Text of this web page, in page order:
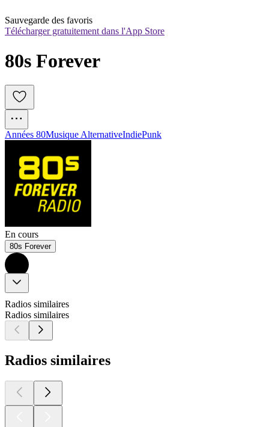
Sauvegarde des favoris
Télécharger gratuitement dans l'App Store
80s Forever
Années 80Musique AlternativeIndiePunk
En cours
80s Forever
Radios similaires
Radios similaires
Radios similaires